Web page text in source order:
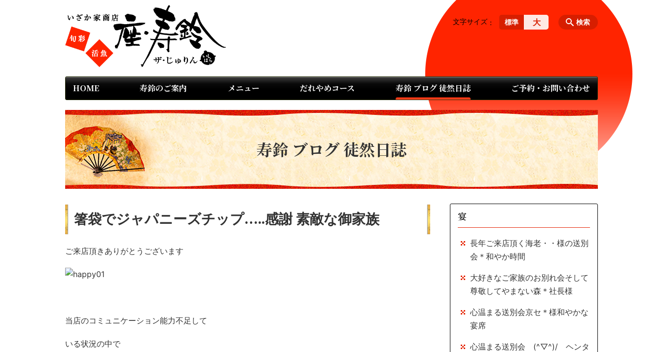
HOME 寿鈴のご案内 メニュー だれやめコース 寿鈴 ブログ 徒然日誌 ご予約・お問い合わせ
検索
文字サイズ 標準 大
寿鈴 ブログ 徒然日誌
箸袋でジャパニーズチップ…..感謝 素敵な御家族
ご来店頂きありがとうございます
当店のコミュニケーション能力不足して
いる状況の中で
宴
長年ご来店頂く海老・・様の送別
会＊和やか時間
大好きなご家族のお別れ会そして
尊敬してやまない森＊社長様
心温まる送別会京セ＊様和やかな
宴席
心温まる送別会 (^▽^)/ ヘンタ